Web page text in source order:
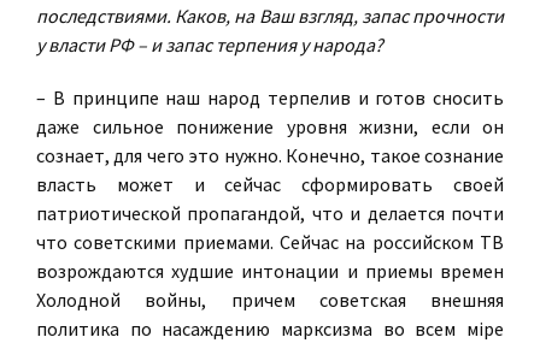
последствиями. Каков, на Ваш взгляд, запас прочности
у власти РФ – и запас терпения у народа?
– В принципе наш народ терпелив и готов сносить
даже сильное понижение уровня жизни, если он
сознает, для чего это нужно. Конечно, такое сознание
власть может и сейчас сформировать своей
патриотической пропагандой, что и делается почти
что советскими приемами. Сейчас на российском ТВ
возрождаются худшие интонации и приемы времен
Холодной войны, причем советская внешняя
политика по насаждению марксизма во всем мiре